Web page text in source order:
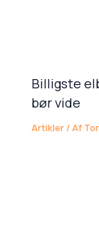
Billigste
bør vide
Artikler / Af